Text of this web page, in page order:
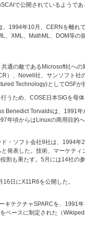
で公開されているようであ
、1994年10月、CERNを離
、XML、MathML、DOM等
通の敵であるMicrosoft社へ
）、Novell社、サンソフト
Technology)としてOSF
うため、COSE日本SIGを母
Benedict Torvaldsは、1991
年頃からはLinuxの商用目的
・ソフト会社9社は、1994
発表した。技術、マーケテ
割も果たす。5月には14社の
日にX11R6を公開した。
キテクチャSPARCを、1991
ベースに制定された（